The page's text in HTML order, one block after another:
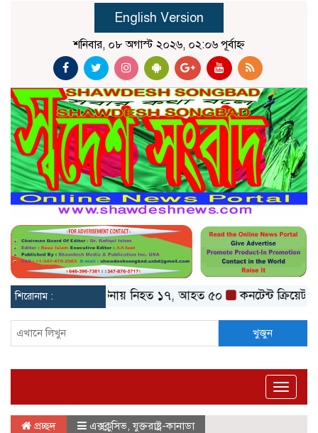
English Version
শনিবার, ০৮ অগাস্ট ২০২৬, ০২:০৬ পূর্বাহ্ন
শিরোনাম :বাস দুর্ঘটনায় নিহত ১৭, আহত ৫০ কনটেন্ট ক্রিয়েটর রিপন
খুজুন
Toggle
প্রচ্ছদ এক্সক্লুসিভ ,যুক্তরাষ্ট্র-কানাডা